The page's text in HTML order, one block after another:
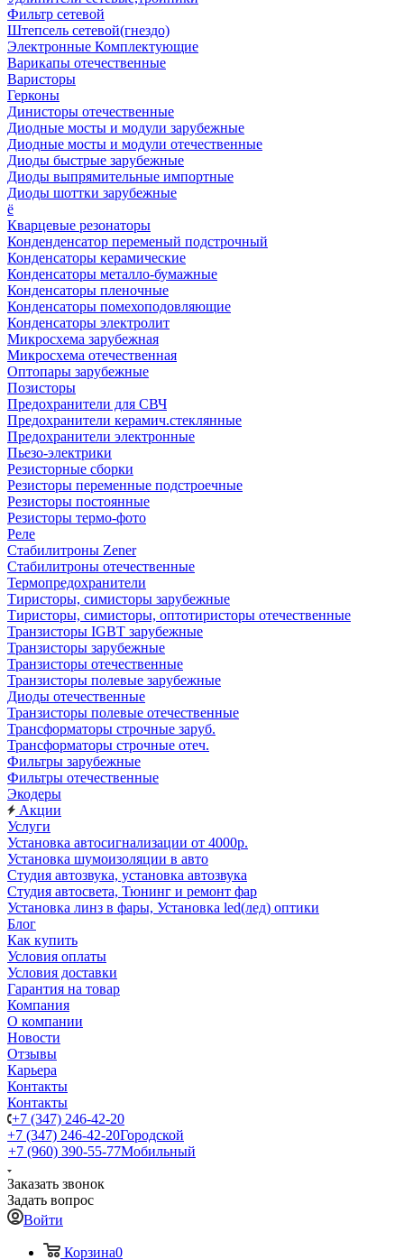
Фильтр сетевой
Штепсель сетевой(гнездо)
Электронные Комплектующие
Варикапы отечественные
Варисторы
Герконы
Динисторы отечественные
Диодные мосты и модули зарубежные
Диодные мосты и модули отечественные
Диоды быстрые зарубежные
Диоды выпрямительные импортные
Диоды шоттки зарубежные
ё
Кварцевые резонаторы
Конденденсатор переменый подстрочный
Конденсаторы керамические
Конденсаторы металло-бумажные
Конденсаторы пленочные
Конденсаторы помехоподовляющие
Конденсаторы электролит
Микросхема зарубежная
Микросхема отечественная
Оптопары зарубежные
Позисторы
Предохранители для СВЧ
Предохранители керамич.стеклянные
Предохранители электронные
Пьезо-электрики
Резисторные сборки
Резисторы переменные подстроечные
Резисторы постоянные
Резисторы термо-фото
Реле
Стабилитроны Zener
Стабилитроны отечественные
Термопредохранители
Тиристоры, симисторы зарубежные
Тиристоры, симисторы, оптотиристоры отечественные
Транзисторы IGBT зарубежные
Транзисторы зарубежные
Транзисторы отечественные
Транзисторы полевые зарубежные
Диоды отечественные
Транзисторы полевые отечественные
Трансформаторы строчные заруб.
Трансформаторы строчные отеч.
Фильтры зарубежные
Фильтры отечественные
Экодеры
Акции
Услуги
Установка автосигнализации от 4000р.
Установка шумоизоляции в авто
Студия автозвука, установка автозвука
Студия автосвета, Тюнинг и ремонт фар
Установка линз в фары, Установка led(лед) оптики
Блог
Как купить
Условия оплаты
Условия доставки
Гарантия на товар
Компания
О компании
Новости
Отзывы
Карьера
Контакты
Контакты
+7 (347) 246-42-20
+7 (347) 246-42-20Городской
+7 (960) 390-55-77Мобильный
Заказать звонок
Задать вопрос
Войти
Корзина0